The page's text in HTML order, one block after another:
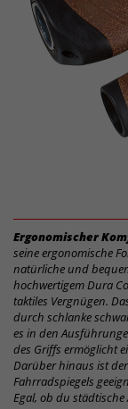
Ergonomischer
seine ergonomische
natürliche und
hochwertigem Dura
taktiles Vergnügen.
durch schlanke
es in den
des Griffs ermöglicht
Darüber hinaus ist
Fahrradspiegels
Egal, ob du